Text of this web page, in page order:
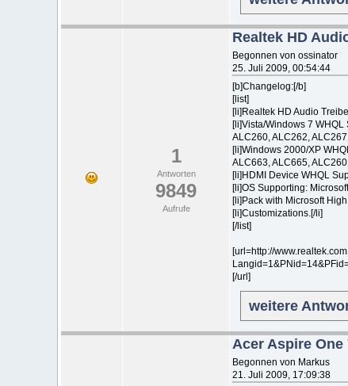
1
Antworten
9849
Aufrufe
Realtek HD
Begonnen von ossinator
25. Juli 2009, 00:54:44
[b]Changelog:[/b]
[list]
[li]Realtek HD Audio
[li]Vista/Windows 7 WHQL
ALC260, ALC262,
[li]Windows 2000/XP
ALC663, ALC665,
[li]HDMI Device WHQL
[li]OS Supporting:
[li]Pack with Microsoft
[li]Customizations.[/li]
[/list]
[url=http://
[/url]
weitere
Acer Aspire One
Begonnen von Markus
21. Juli 2009, 17:09:38